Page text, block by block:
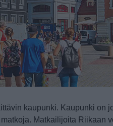
kaupunki. Kaupunki on
Matkailijoita Riikaan